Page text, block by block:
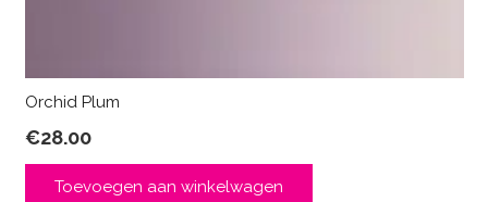
Orchid Plum
€28.00
Toevoegen aan winkelwagen